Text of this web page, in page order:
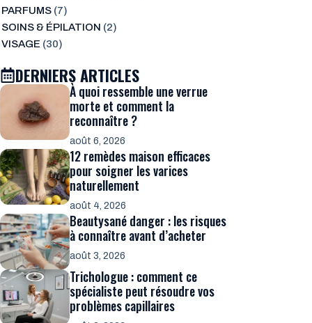
PARFUMS(7)
SOINS & ÉPILATION (2)
VISAGE (30)
DERNIERS ARTICLES
À quoi ressemble une verrue
morte et comment la
reconnaître ?
août 6, 2026
12 remèdes maison efficaces
pour soigner les varices
naturellement
août 4, 2026
Beautysané danger : les risques
à connaître avant d’acheter
août 3, 2026
Trichologue : comment ce
spécialiste peut résoudre vos
problèmes capillaires